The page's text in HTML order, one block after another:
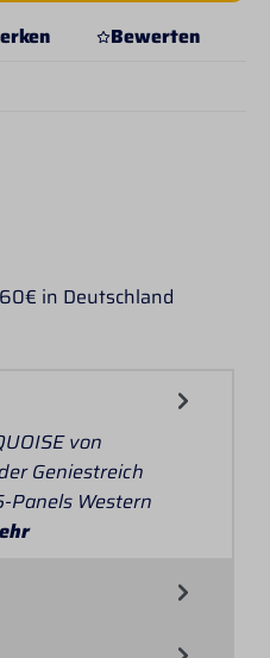
Bewerten
in Deutschland
von
Geniestreich
Panels Western